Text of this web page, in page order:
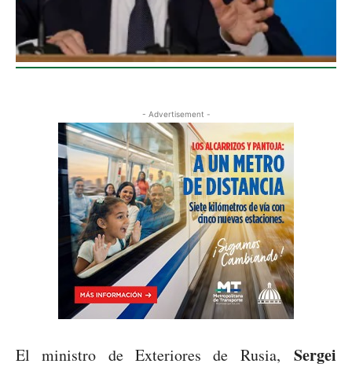
- Advertisement -
El ministro de Exteriores de Rusia, Sergei